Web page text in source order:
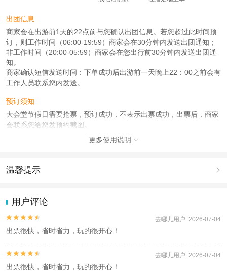
出团信息
商家会在出游前1天的22点前与您确认出团信息。若您超过此时间预
订，则工作时间（06:00-19:59）商家会在30分钟内发送出团通知；
非工作时间（20:00-05:59）商家会在您出行前30分钟内发送出团通
知。
商家确认短信发送时间：下单成功后出游前一天晚上22：00之前会有
工作人员联系您内发送。
预订须知
大会堂节假日需要抢票，预订成功，不表示出票成功，出票后，商家
会联系您给您发预约截图。
含升旗的套餐，出游前一天晚上会有导游联系您！
更多使用说明 
温馨提示 
动（如跳伞、潜水、滑雪等）前，请务必仔细阅读
2.为普及旅游安全知识及旅游文明公约，使您的旅程顺利圆满完成，
特制定《去哪儿网旅游安全手册》 ，请您认真阅读并切实遵守。
用户评论

 去哪儿用户 2026-07-04
出票很快，省时省力，玩的很开心！

 去哪儿用户 2026-07-04
出票很快，省时省力，玩的很开心！